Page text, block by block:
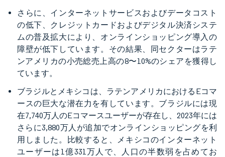
さらに、インターネットサービスおよびデータコスト
の低下、クレジットカードおよびデジタル決済システ
ムの普及拡大により、オンラインショッピング導入の
障壁が低下しています。その結果、同セクターはラテ
ンアメリカの小売総売上高の8〜10%のシェアを獲得し
ています。
ブラジルとメキシコは、ラテンアメリカにおけるEコマ
ースの巨大な潜在力を有しています。ブラジルには現
在7,740万人のEコマースユーザーが存在し、2023年には
さらに3,880万人が追加でオンラインショッピングを利
用しました。比較すると、メキシコのインターネット
ユーザーは1億331万人で、人口の半数弱を占めてお